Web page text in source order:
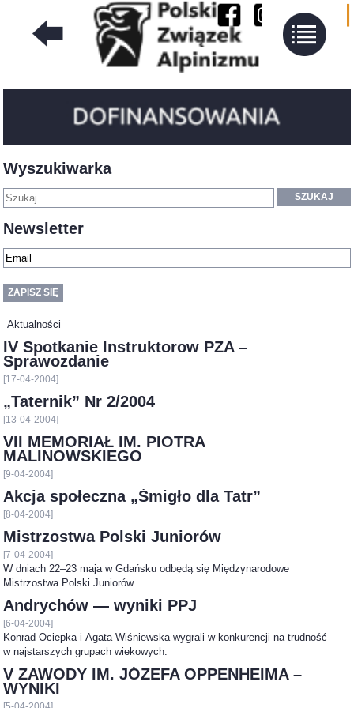
Wyszukiwarka
SZUKAJ
Newsletter
Aktualności
IV Spotkanie Instruktorow PZA –
Sprawozdanie
[17-04-2004]
„Taternik” Nr 2/2004
[13-04-2004]
VII MEMORIAŁ IM. PIOTRA
MALINOWSKIEGO
[9-04-2004]
Akcja społeczna „Śmigło dla Tatr”
[8-04-2004]
Mistrzostwa Polski Juniorów
[7-04-2004]
W dniach 22–23 maja w Gdańsku odbędą się Międzynarodowe
Mistrzostwa Polski Juniorów.
Andrychów — wyniki PPJ
[6-04-2004]
Konrad Ociepka i Agata Wiśniewska wygrali w konkurencji na trudność
w najstarszych grupach wiekowych.
V ZAWODY IM. JÓZEFA OPPENHEIMA –
WYNIKI